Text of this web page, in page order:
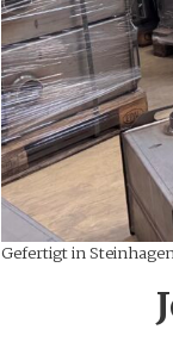
Gefertigt in